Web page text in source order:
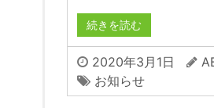
続きを読む
2020年3月1日
お知らせ